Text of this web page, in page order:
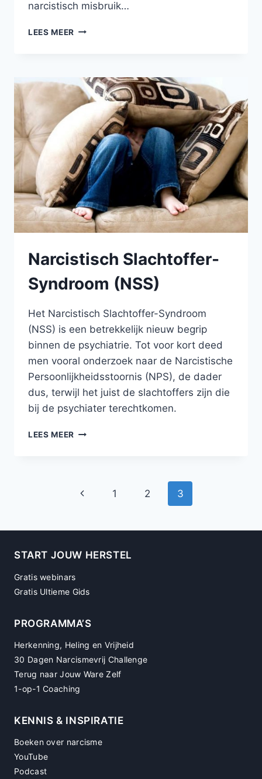
narcistisch misbruik…
LEES MEER CODEPENDENTIE
Narcistisch Slachtoffer-
Syndroom (NSS)
Het Narcistisch Slachtoffer-Syndroom
(NSS) is een betrekkelijk nieuw begrip
binnen de psychiatrie. Tot voor kort deed
men vooral onderzoek naar de Narcistische
Persoonlijkheidsstoornis (NPS), de dader
dus, terwijl het juist de slachtoffers zijn die
bij de psychiater terechtkomen.
LEES MEER NARCISTISCH
Paginanavigatie
Vorige
1 2 3
START JOUW HERSTEL
Gratis webinars
Gratis Ultieme Gids
PROGRAMMA’S
Herkenning, Heling en Vrijheid
30 Dagen Narcismevrij Challenge
Terug naar Jouw Ware Zelf
1-op-1 Coaching
KENNIS & INSPIRATIE
Boeken over narcisme
YouTube
Podcast